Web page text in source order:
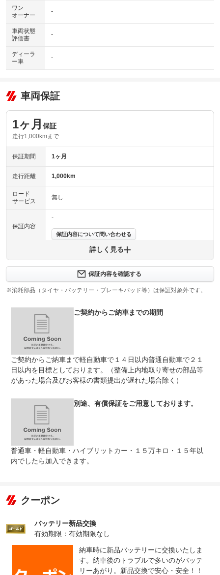
ワン
オーナー
-
車両状態
評価書
-
ディーラ
ー車
-
車両保証
1ヶ月 保証
走行1,000kmまで
保証期間 1ヶ月
走行距離 1,000km
ロード
サービス
無し
保証内容
-
保証内容について問い合わせる
上限金額
受付先
法定整備
整備付 法定12ヶ月または法定24ヶ月点検整備付
※車検なし・車検整備付の場合は法定24ヶ月点検整備付
※商用車は6ヶ月または12ヶ月点検整備付
法定１２ヶ月又は２４ヶ月点検実施！バッテリー交換、オ
備です。
詳しく見る
保証内容を確認する
※消耗部品（タイヤ・バッテリー・ブレーキパッド等）は保証対象外です。
ご契約からご納車までの期間
ご契約からご納車まで軽自動車で１４日以内普通自動車で２１
日以内を目標としております。（整備上内地取り寄せの部品等
があった場合及びお客様の書類提出が遅れた場合除く）
別途、有償保証をご用意しております。
普通車・軽自動車・ハイブリットカー・１５万キロ・１５年以
内でしたら加入できます。
クーポン
バッテリー新品交換
有効期限：有効期限なし
納車時に新品バッテリーに交換いたしま
す。納車後のトラブルで多いのがバッテ
リーあがり。新品交換で安心・安全！！